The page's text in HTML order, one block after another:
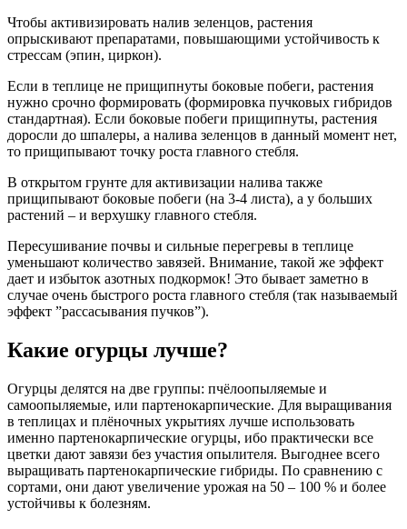
Чтобы активизировать налив зеленцов, растения
опрыскивают препаратами, повышающими устойчивость к
стрессам (эпин, циркон).
Если в теплице не прищипнуты боковые побеги, растения
нужно срочно формировать (формировка пучковых гибридов
стандартная). Если боковые побеги прищипнуты, растения
доросли до шпалеры, а налива зеленцов в данный момент нет,
то прищипывают точку роста главного стебля.
В открытом грунте для активизации налива также
прищипывают боковые побеги (на 3-4 листа), а у больших
растений – и верхушку главного стебля.
Пересушивание почвы и сильные перегревы в теплице
уменьшают количество завязей. Внимание, такой же эффект
дает и избыток азотных подкормок! Это бывает заметно в
случае очень быстрого роста главного стебля (так называемый
эффект ”рассасывания пучков”).
Какие огурцы лучше?
Огурцы делятся на две группы: пчёлоопыляемые и
самоопыляемые, или партенокарпические. Для выращивания
в теплицах и плёночных укрытиях лучше использовать
именно партенокарпические огурцы, ибо практически все
цветки дают завязи без участия опылителя. Выгоднее всего
выращивать партенокарпические гибриды. По сравнению с
сортами, они дают увеличение урожая на 50 – 100 % и более
устойчивы к болезням.